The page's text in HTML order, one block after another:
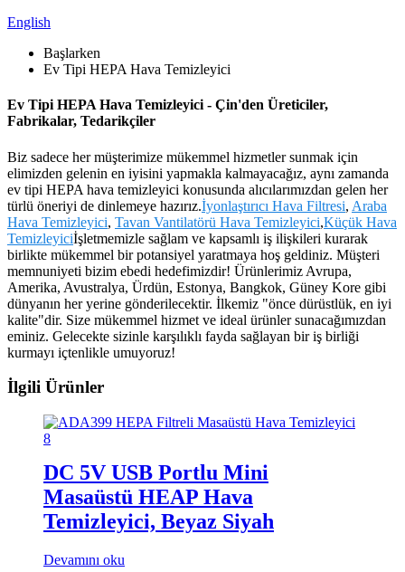
English
Başlarken
Ev Tipi HEPA Hava Temizleyici
Ev Tipi HEPA Hava Temizleyici - Çin'den Üreticiler,
Fabrikalar, Tedarikçiler
Biz sadece her müşterimize mükemmel hizmetler sunmak için
elimizden gelenin en iyisini yapmakla kalmayacağız, aynı zamanda
ev tipi HEPA hava temizleyici konusunda alıcılarımızdan gelen her
türlü öneriyi de dinlemeye hazırız.İyonlaştırıcı Hava Filtresi, Araba
Hava Temizleyici, Tavan Vantilatörü Hava Temizleyici,Küçük Hava
Temizleyiciİşletmemizle sağlam ve kapsamlı iş ilişkileri kurarak
birlikte mükemmel bir potansiyel yaratmaya hoş geldiniz. Müşteri
memnuniyeti bizim ebedi hedefimizdir! Ürünlerimiz Avrupa,
Amerika, Avustralya, Ürdün, Estonya, Bangkok, Güney Kore gibi
dünyanın her yerine gönderilecektir. İlkemiz "önce dürüstlük, en iyi
kalite"dir. Size mükemmel hizmet ve ideal ürünler sunacağımızdan
eminiz. Gelecekte sizinle karşılıklı fayda sağlayan bir iş birliği
kurmayı içtenlikle umuyoruz!
İlgili Ürünler
DC 5V USB Portlu Mini
Masaüstü HEAP Hava
Temizleyici, Beyaz Siyah
Devamını oku